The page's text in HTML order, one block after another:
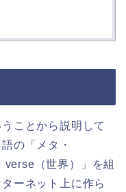
ことから説明して
の「メタ・
（世界）」を組
ーネット上に作ら